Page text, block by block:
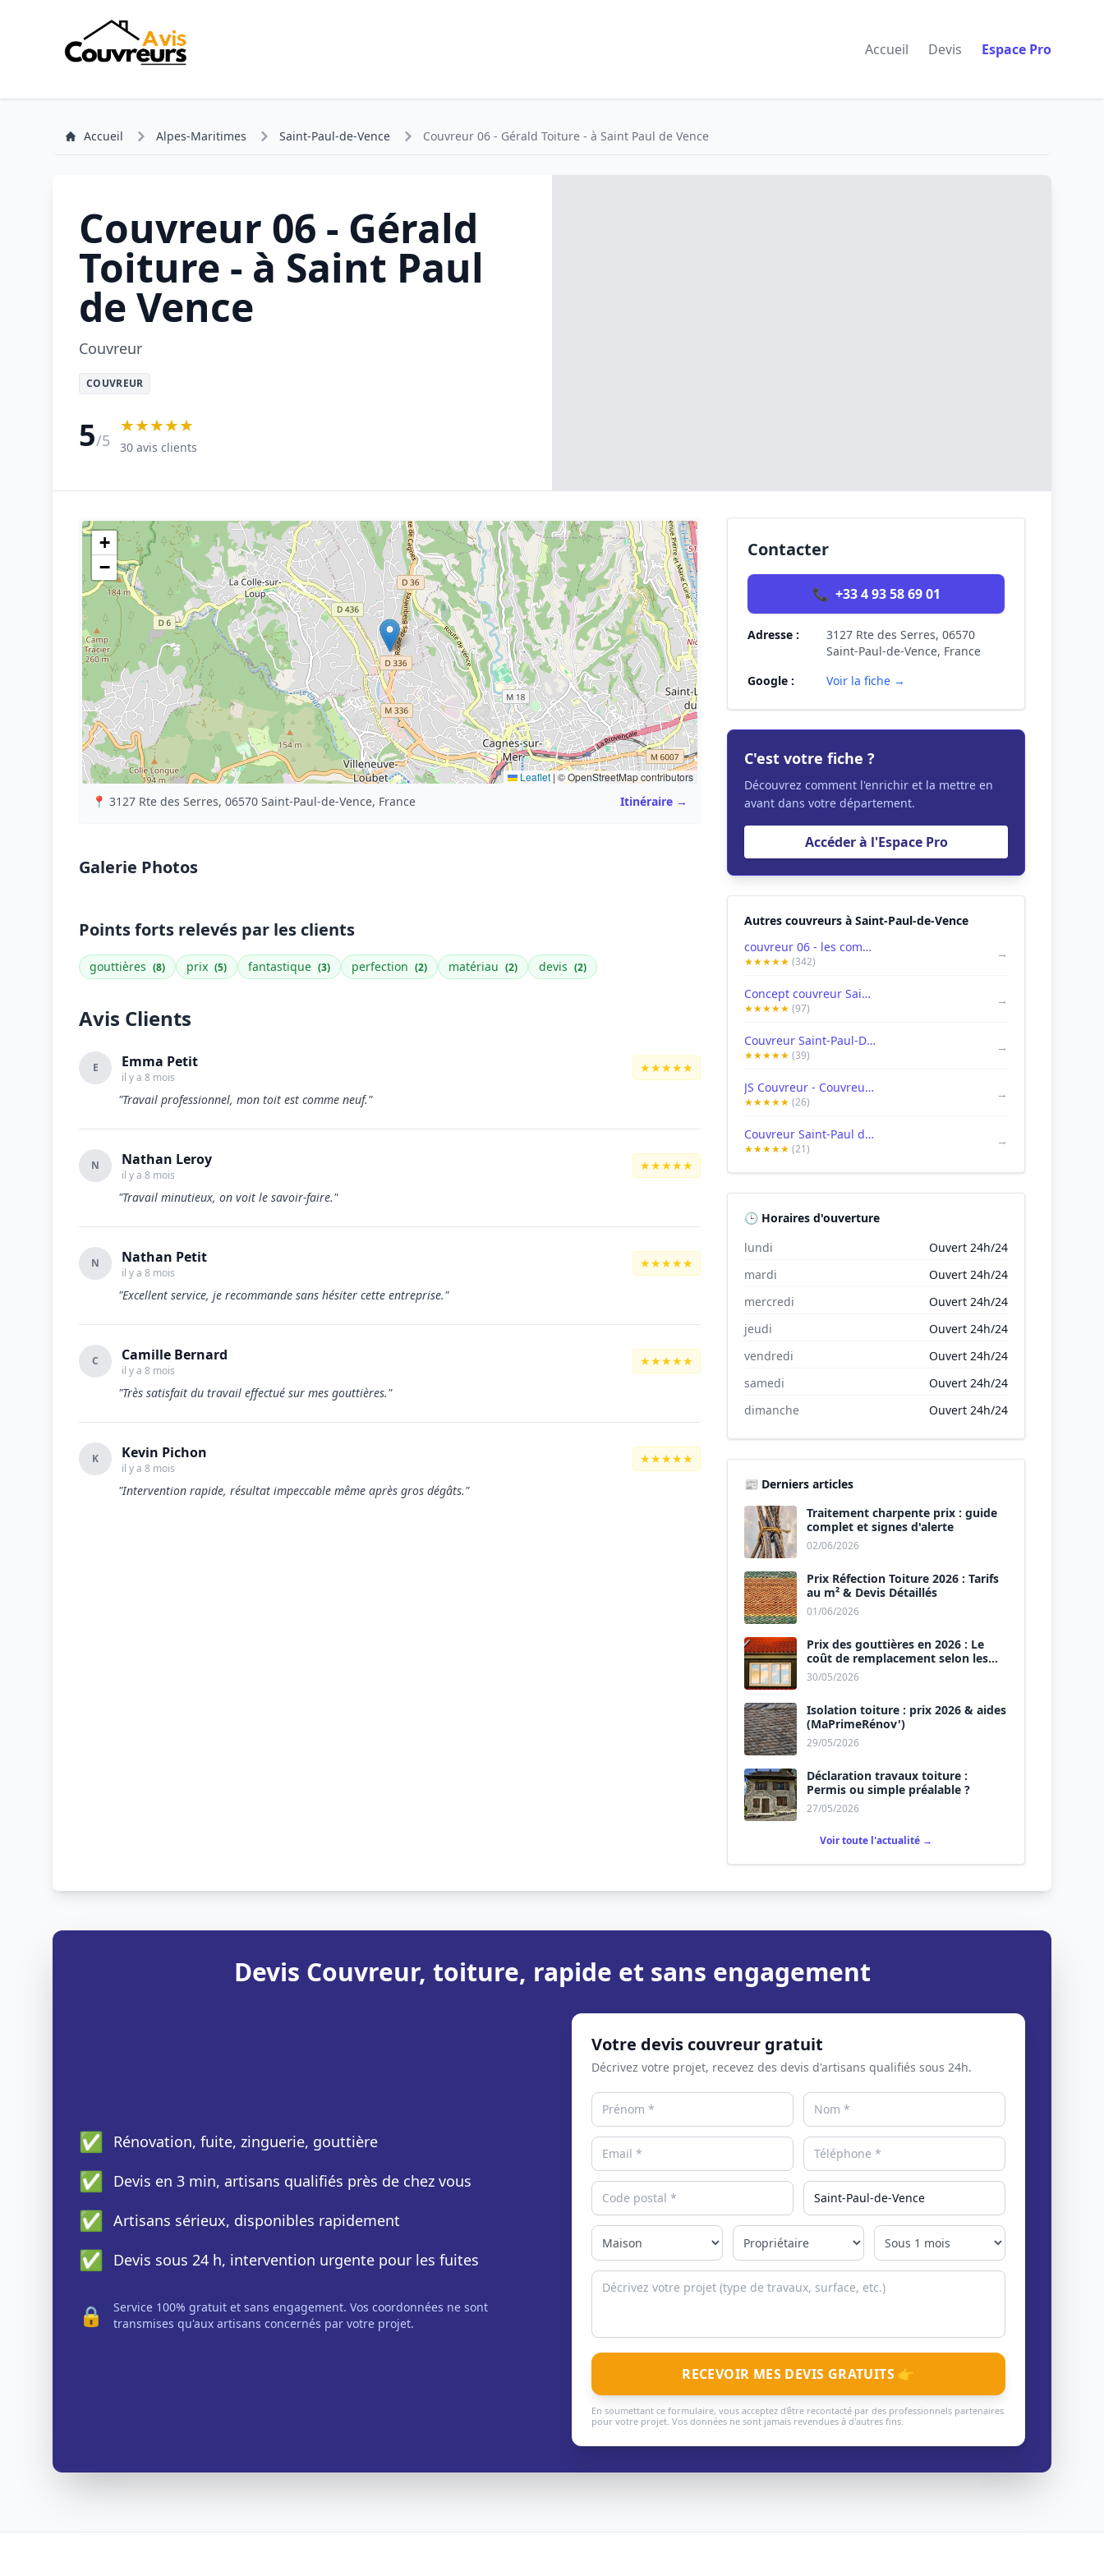
Accueil Devis Espace Pro
Accueil Alpes-Maritimes Saint-Paul-de-Vence Couvreur 06 - Gérald Toiture - à Saint Paul de Vence
Couvreur 06 - Gérald
Toiture - à Saint Paul
de Vence
Couvreur
COUVREUR
5/5
★★★★★
30 avis clients
+
−
Leaflet|© OpenStreetMap contributors
📍 3127 Rte des Serres, 06570 Saint-Paul-de-Vence, France Itinéraire →
Galerie Photos
Points forts relevés par les clients
gouttières (8) prix (5) fantastique (3) perfection (2) matériau (2) devis (2)
Avis Clients
E Emma Petit
il y a 8 mois
★★★★★
"Travail professionnel, mon toit est comme neuf."
N Nathan Leroy
il y a 8 mois
★★★★★
"Travail minutieux, on voit le savoir-faire."
N Nathan Petit
il y a 8 mois
★★★★★
"Excellent service, je recommande sans hésiter cette entreprise."
C Camille Bernard
il y a 8 mois
★★★★★
"Très satisfait du travail effectué sur mes gouttières."
K Kevin Pichon
il y a 8 mois
★★★★★
"Intervention rapide, résultat impeccable même après gros dégâts."
Contacter
📞 +33 4 93 58 69 01
Adresse :
3127 Rte des Serres, 06570
Saint-Paul-de-Vence, France
Google :
Voir la fiche →
C'est votre fiche ?
Découvrez comment l'enrichir et la mettre en
avant dans votre département.
Accéder à l'Espace Pro
Autres couvreurs à Saint-Paul-de-Vence
couvreur 06 - les compagnons du sud | réparation rénovation démoussage toiture couverture nice st-paul-de-vence cagnes
★★★★★(342)
→
Concept couvreur Saint-Paul-de-Vence
★★★★★(97)
→
Couvreur Saint-Paul-De-Vence Expert Toiture 06
★★★★★(39)
→
JS Couvreur - Couvreur Saint-Paul-de-Vence
★★★★★(26)
→
Couvreur Saint-Paul de Vence , couvreur 06 ,couvreur, charpentier et zingueur, Désamiantage toiture
★★★★★(21)
→
🕒 Horaires d'ouverture
lundi
Ouvert 24h/24
mardi
Ouvert 24h/24
mercredi
Ouvert 24h/24
jeudi
Ouvert 24h/24
vendredi
Ouvert 24h/24
samedi
Ouvert 24h/24
dimanche
Ouvert 24h/24
📰 Derniers articles
Traitement charpente prix : guide
complet et signes d'alerte
02/06/2026
Prix Réfection Toiture 2026 : Tarifs
au m² & Devis Détaillés
01/06/2026
Prix des gouttières en 2026 : Le
coût de remplacement selon les
matériaux
30/05/2026
Isolation toiture : prix 2026 & aides
(MaPrimeRénov')
29/05/2026
Déclaration travaux toiture :
Permis ou simple préalable ?
27/05/2026
Voir toute l'actualité →
Devis Couvreur, toiture, rapide et sans engagement
✅ Rénovation, fuite, zinguerie, gouttière
✅ Devis en 3 min, artisans qualifiés près de chez vous
✅ Artisans sérieux, disponibles rapidement
✅ Devis sous 24 h, intervention urgente pour les fuites
🔒
Service 100% gratuit et sans engagement. Vos coordonnées ne sont
transmises qu'aux artisans concernés par votre projet.
Votre devis couvreur gratuit
Décrivez votre projet, recevez des devis d'artisans qualifiés sous 24h.
RECEVOIR MES DEVIS GRATUITS 👉
En soumettant ce formulaire, vous acceptez d'être recontacté par des professionnels partenaires
pour votre projet. Vos données ne sont jamais revendues à d'autres fins.